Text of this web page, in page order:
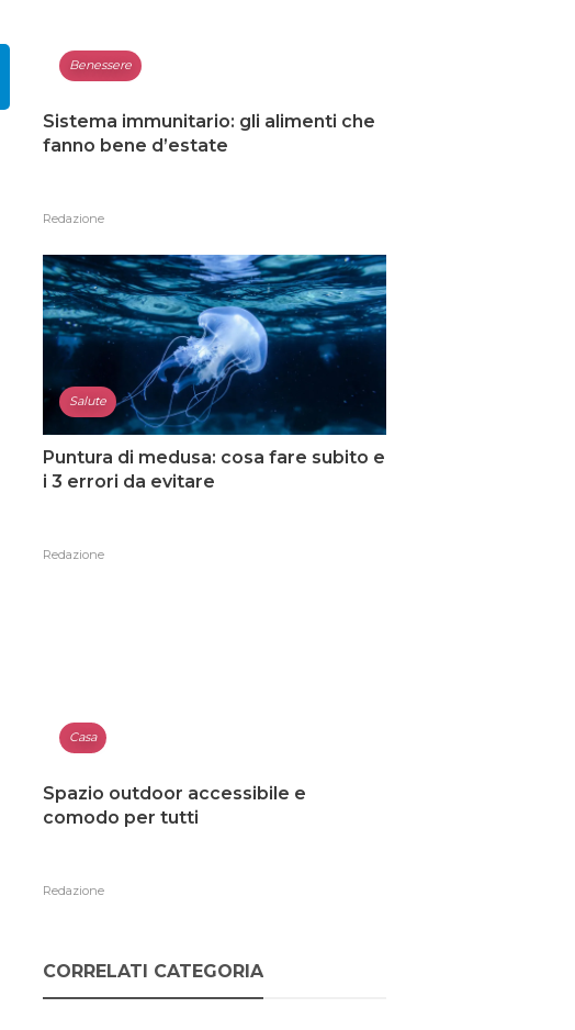
Benessere
Sistema immunitario: gli alimenti che
fanno bene d’estate
Redazione
Salute
Puntura di medusa: cosa fare subito e
i 3 errori da evitare
Redazione
Casa
Spazio outdoor accessibile e
comodo per tutti
Redazione
CORRELATI CATEGORIA